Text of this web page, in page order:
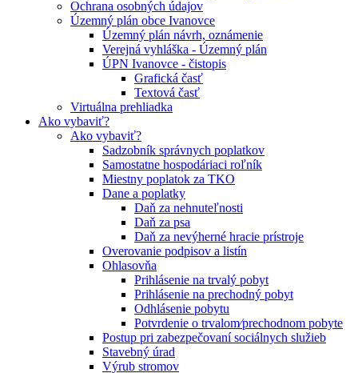
Ochrana osobných údajov
Územný plán obce Ivanovce
Územný plán návrh, oznámenie
Verejná vyhláška - Územný plán
ÚPN Ivanovce - čistopis
Grafická časť
Textová časť
Virtuálna prehliadka
Ako vybaviť?
Ako vybaviť?
Sadzobník správnych poplatkov
Samostatne hospodáriaci roľník
Miestny poplatok za TKO
Dane a poplatky
Daň za nehnuteľnosti
Daň za psa
Daň za nevýherné hracie prístroje
Overovanie podpisov a listín
Ohlasovňa
Prihlásenie na trvalý pobyt
Prihlásenie na prechodný pobyt
Odhlásenie pobytu
Potvrdenie o trvalom⁄prechodnom pobyte
Postup pri zabezpečovaní sociálnych služieb
Stavebný úrad
Výrub stromov